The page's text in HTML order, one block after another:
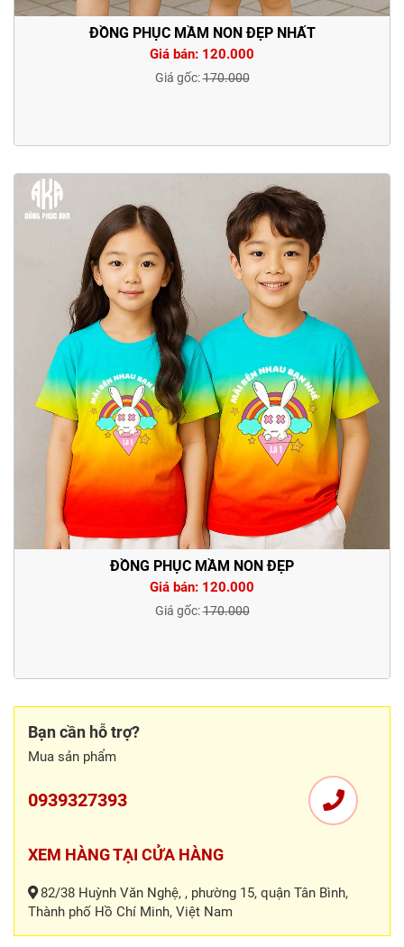
ĐỒNG PHỤC MẦM NON ĐẸP NHẤT
Giá bán: 120.000
Giá gốc:170.000
ĐỒNG PHỤC MẦM NON ĐẸP
Giá bán: 120.000
Giá gốc:170.000
Bạn cần hỗ trợ?
Mua sản phẩm
0939327393
XEM HÀNG TẠI CỬA HÀNG
82/38 Huỳnh Văn Nghệ, , phường 15, quận Tân Bình,
Thành phố Hồ Chí Minh, Việt Nam